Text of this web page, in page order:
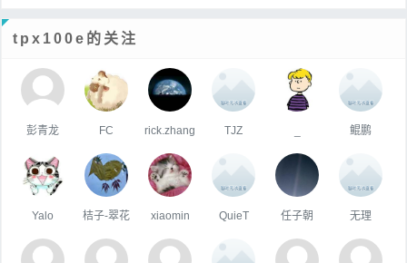
tpx100e的关注
彭青龙 FC rick.zhang TJZ 鲲鹏
Yalo 桔子-翠花 xiaomin QuieT 任子朝 无理